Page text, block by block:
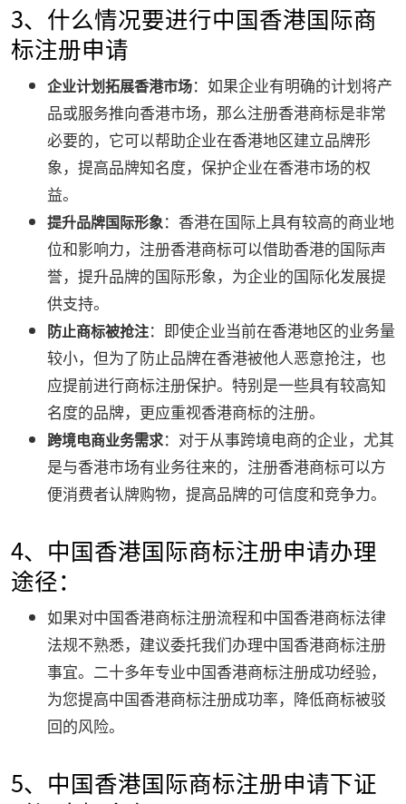
3、什么情况要进行中国香港国际商
标注册申请
企业计划拓展香港市场：如果企业有明确的计划将产
品或服务推向香港市场，那么注册香港商标是非常
必要的，它可以帮助企业在香港地区建立品牌形
象，提高品牌知名度，保护企业在香港市场的权
益。
提升品牌国际形象：香港在国际上具有较高的商业地
位和影响力，注册香港商标可以借助香港的国际声
誉，提升品牌的国际形象，为企业的国际化发展提
供支持。
防止商标被抢注：即使企业当前在香港地区的业务量
较小，但为了防止品牌在香港被他人恶意抢注，也
应提前进行商标注册保护。特别是一些具有较高知
名度的品牌，更应重视香港商标的注册。
跨境电商业务需求：对于从事跨境电商的企业，尤其
是与香港市场有业务往来的，注册香港商标可以方
便消费者认牌购物，提高品牌的可信度和竞争力。
4、中国香港国际商标注册申请办理
途径：
如果对中国香港商标注册流程和中国香港商标法律
法规不熟悉，建议委托我们办理中国香港商标注册
事宜。二十多年专业中国香港商标注册成功经验，
为您提高中国香港商标注册成功率，降低商标被驳
回的风险。
5、中国香港国际商标注册申请下证